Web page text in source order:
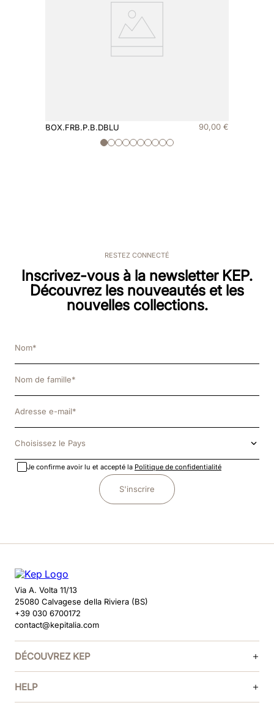
BOX.FRB.P.B.DBLU 90,00 €
RESTEZ CONNECTÉ
Inscrivez-vous à la newsletter KEP.
Découvrez les nouveautés et les
nouvelles collections.
Choisissez le Pays
Je confirme avoir lu et accepté la Politique de confidentialité
S'inscrire
Via A. Volta 11/13
25080 Calvagese della Riviera (BS)
+39 030 6700172
contact@kepitalia.com
DÉCOUVREZ KEP
HELP